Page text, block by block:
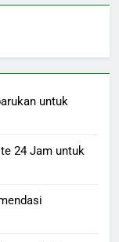
untuk
24 Jam untuk